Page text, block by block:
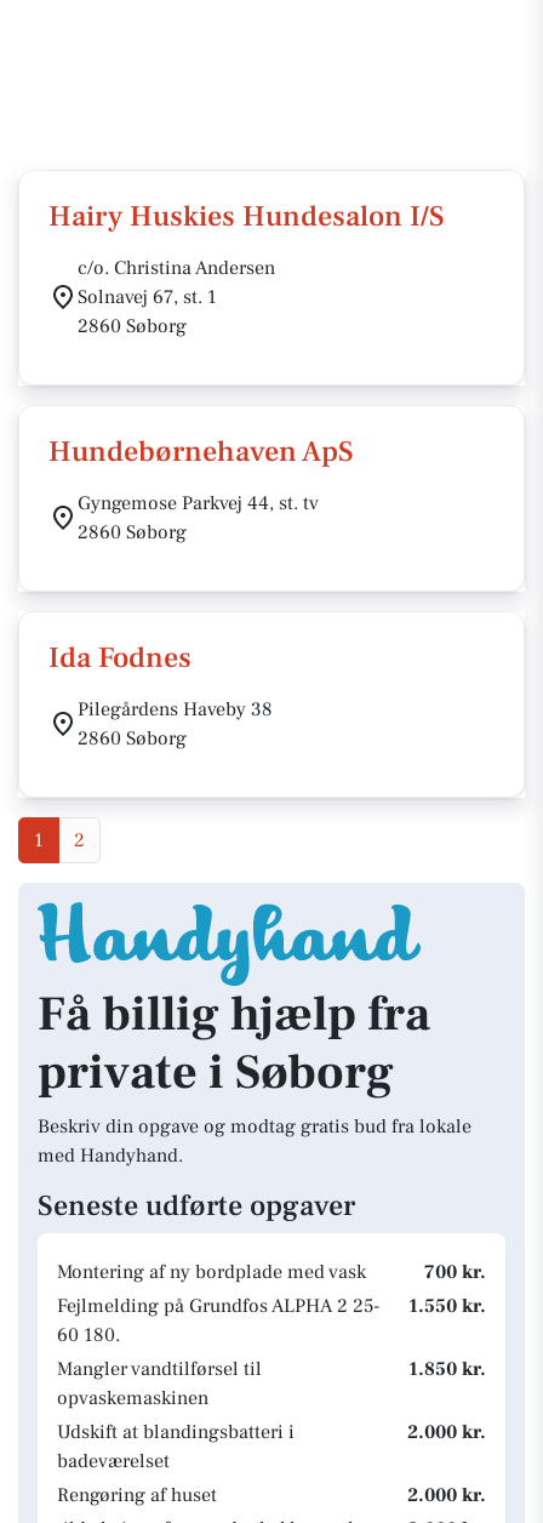
Hairy Huskies Hundesalon I/S
c/o. Christina Andersen
Solnavej 67, st. 1
2860 Søborg
Hundebørnehaven ApS
Gyngemose Parkvej 44, st. tv
2860 Søborg
Ida Fodnes
Pilegårdens Haveby 38
2860 Søborg
1 2
Få billig hjælp fra
private i Søborg
Beskriv din opgave og modtag gratis bud fra lokale
med Handyhand.
Seneste udførte opgaver
Montering af ny bordplade med vask
700 kr.
Fejlmelding på Grundfos ALPHA 2 25-
60 180.
1.550 kr.
Mangler vandtilførsel til
opvaskemaskinen
1.850 kr.
Udskift at blandingsbatteri i
badeværelset
2.000 kr.
Rengøring af huset
2.000 kr.